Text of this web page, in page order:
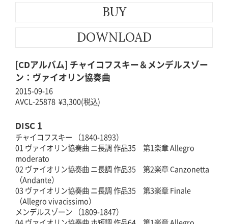
BUY
DOWNLOAD
[CDアルバム] チャイコフスキー＆メンデルスゾー
ン：ヴァイオリン協奏曲
2015-09-16
AVCL-25878 ¥3,300(税込)
DISC 1
チャイコフスキー （1840-1893）
01 ヴァイオリン協奏曲 ニ長調 作品35 第1楽章 Allegro
moderato
02 ヴァイオリン協奏曲 ニ長調 作品35 第2楽章 Canzonetta
（Andante）
03 ヴァイオリン協奏曲 ニ長調 作品35 第3楽章 Finale
（Allegro vivacissimo）
メンデルスゾーン （1809-1847）
04 ヴァイオリン協奏曲 ホ短調 作品64 第1楽章 Allegro